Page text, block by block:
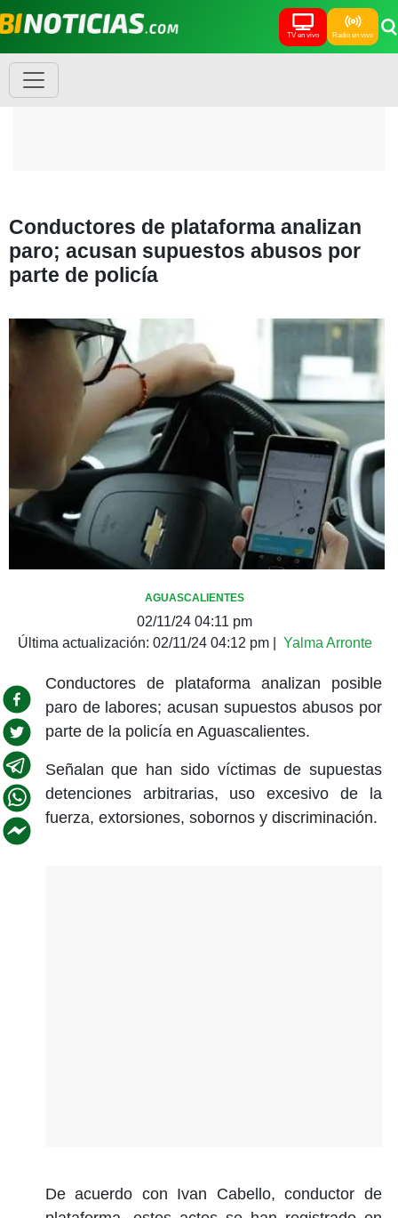
TV en vivo Radio en vivo
Conductores de plataforma analizan
paro; acusan supuestos abusos por
parte de policía
AGUASCALIENTES
02/11/24 04:11 pm
Última actualización: 02/11/24 04:12 pm| Yalma Arronte
Conductores de plataforma analizan posible
paro de labores; acusan supuestos abusos por
parte de la policía en Aguascalientes.
Señalan que han sido víctimas de supuestas
detenciones arbitrarias, uso excesivo de la
fuerza, extorsiones, sobornos y discriminación.
De acuerdo con Ivan Cabello, conductor de